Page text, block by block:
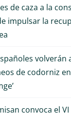
de caza a la
impulsar la
volverán
de codorniz
convoca el